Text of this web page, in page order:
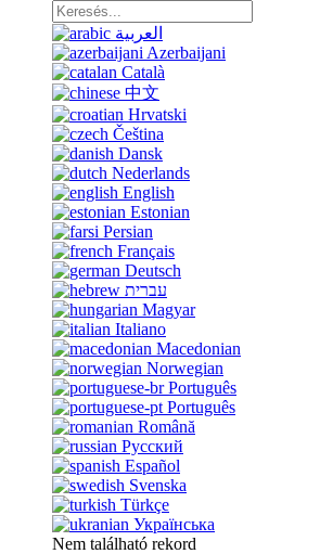
العربية
Azerbaijani
Català
中文
Hrvatski
Čeština
Dansk
Nederlands
English
Estonian
Persian
Français
Deutsch
עברית
Magyar
Italiano
Macedonian
Norwegian
Português
Português
Română
Русский
Español
Svenska
Türkçe
Українська
Nem található rekord